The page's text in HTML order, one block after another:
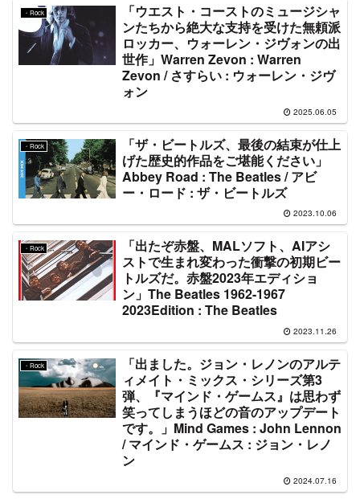
・Rock
「ウエスト・コーストのミュージシャ
ンたちから絶大な支持を受けた無頼派
ロッカー、ウォーレン・ジヴォンの出
世作」Warren Zevon : Warren
Zevon / さすらい : ウォーレン・ジヴ
ォン
2025.06.05
・Rock
「ザ・ビートルズ、最後の結束が仕上
げた歴史的作品をご堪能ください」
Abbey Road : The Beatles / アビ
ー・ロード : ザ・ビートルズ
2023.10.06
・Rock
「出たぞ赤盤、MALソフト、AIアシ
ストで生まれ変わった衝撃の初期ビー
トルズだ。赤盤2023年エディショ
ン」The Beatles 1962-1967
2023Edition : The Beatles
2023.11.26
・Rock
「出ました。ジョン・レノンのアルテ
ィメイト・ミックス・シリーズ第3
弾、『マインド・ゲームス』は思わず
笑ってしまうほどの音のアップデート
です。」Mind Games : John Lennon
/ マインド・ゲームス : ジョン・レノ
ン
2024.07.16